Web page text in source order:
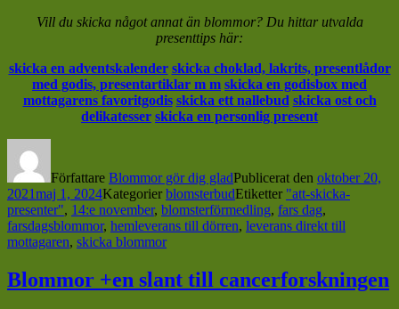
Vill du skicka något annat än blommor? Du hittar utvalda
presenttips här:
skicka en adventskalender skicka choklad, lakrits, presentlådor
med godis, presentartiklar m m skicka en godisbox med
mottagarens favoritgodis skicka ett nallebud skicka ost och
delikatesser skicka en personlig present
Författare Blommor gör dig gladPublicerat den oktober 20,
2021maj 1, 2024Kategorier blomsterbudEtiketter "att-skicka-
presenter", 14:e november, blomsterförmedling, fars dag,
farsdagsblommor, hemleverans till dörren, leverans direkt till
mottagaren, skicka blommor
Blommor +en slant till cancerforskningen